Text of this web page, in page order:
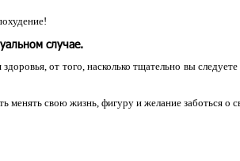
случае.
от того, насколько тщательно вы
менять свою жизнь, фигуру и желание заботься о